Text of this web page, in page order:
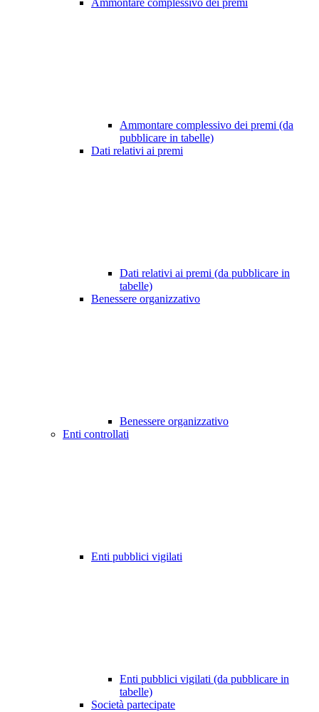
Ammontare complessivo dei premi
Ammontare complessivo dei premi (da
pubblicare in tabelle)
Dati relativi ai premi
Dati relativi ai premi (da pubblicare in
tabelle)
Benessere organizzativo
Benessere organizzativo
Enti controllati
Enti pubblici vigilati
Enti pubblici vigilati (da pubblicare in
tabelle)
Società partecipate